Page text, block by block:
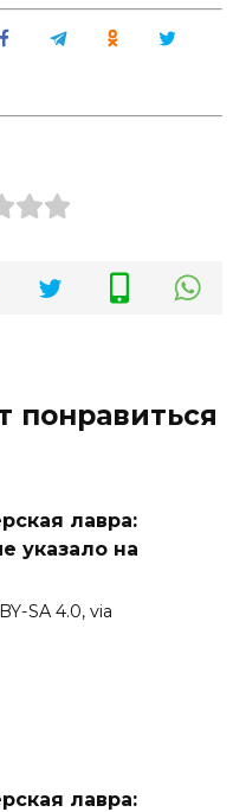
понравиться
лавра:
указало на
SA 4.0, via
лавра: